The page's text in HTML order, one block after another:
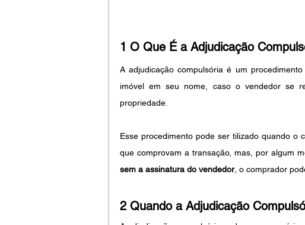
1 O Que É a Adjudicação
A adjudicação compulsória é um
imóvel em seu nome, caso o vendedor se
propriedade.
Esse procedimento pode ser tilizado quando o
que comprovam a transação, mas, por algum
sem a assinatura do vendedor, o comprador
2 Quando a Adjudicação